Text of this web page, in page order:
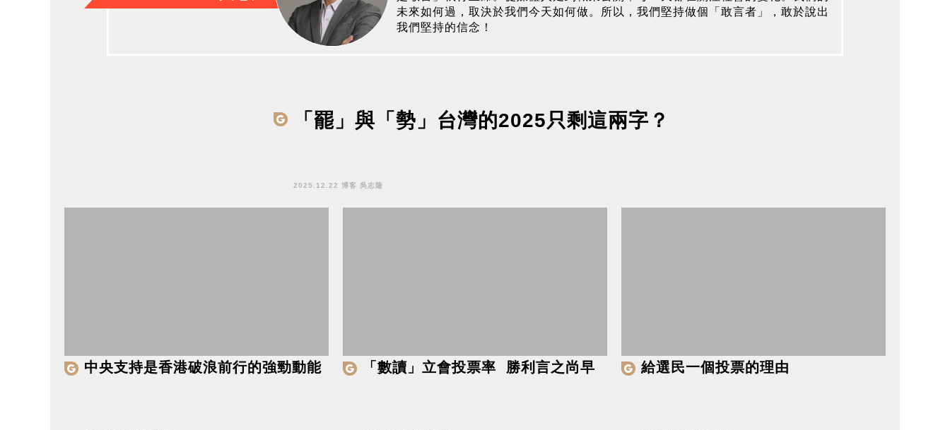
未來如何過，取決於我們今天如何做。所以，我們堅持做個「敢言者」，敢於說出
我們堅持的信念！
「罷」與「勢」台灣的2025只剩這兩字？
2025.12.22 博客 吳志隆
中央支持是香港破浪前行的強勁動能 「數讀」立會投票率 勝利言之尚早 給選民一個投票的理由